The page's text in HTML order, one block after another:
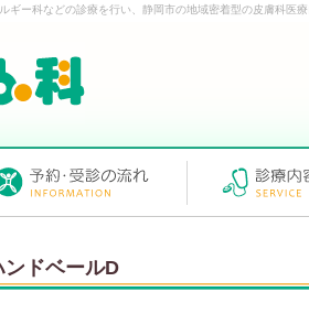
ー科などの診療を行い、静岡市の地域密着型の皮膚科医療
ンドベールD